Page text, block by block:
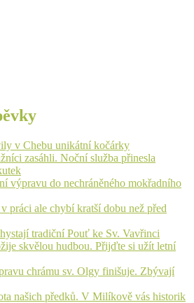
v Chebu unikátní kočárky
zasáhli. Noční služba přinesla
výpravu do nechráněného mokřadního
práci ale chybí kratší dobu než před
tradiční Pouť ke Sv. Vavřinci
skvělou hudbou. Přijďte si užít letní
chrámu sv. Olgy finišuje. Zbývají
našich předků. V Milíkově vás historik